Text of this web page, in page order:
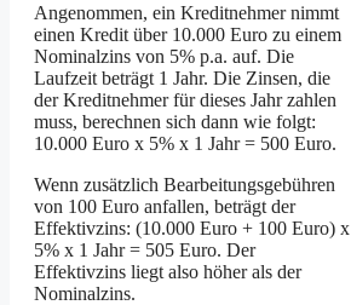
Angenommen, ein Kreditnehmer nimmt
einen Kredit über 10.000 Euro zu einem
Nominalzins von 5% p.a. auf. Die
Laufzeit beträgt 1 Jahr. Die Zinsen, die
der Kreditnehmer für dieses Jahr zahlen
muss, berechnen sich dann wie folgt:
10.000 Euro x 5% x 1 Jahr = 500 Euro.
Wenn zusätzlich Bearbeitungsgebühren
von 100 Euro anfallen, beträgt der
Effektivzins: (10.000 Euro + 100 Euro) x
5% x 1 Jahr = 505 Euro. Der
Effektivzins liegt also höher als der
Nominalzins.